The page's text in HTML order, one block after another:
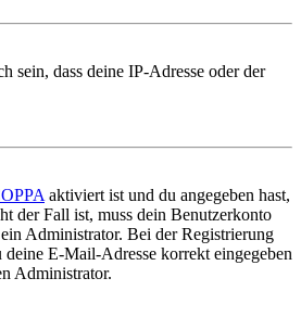
sein, dass deine IP-Adresse oder der
aktiviert ist und du angegeben hast,
der Fall ist, muss dein Benutzerkonto
Administrator. Bei der Registrierung
E-Mail-Adresse korrekt eingegeben
Administrator.